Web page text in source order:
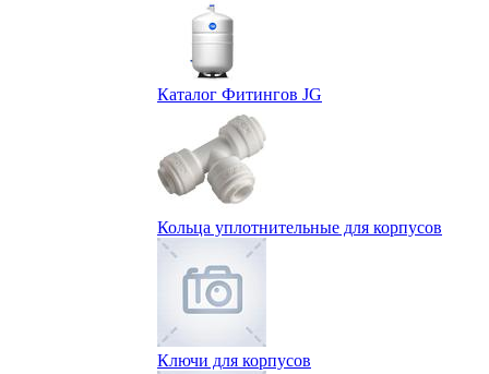
Каталог Фитингов JG
Кольца уплотнительные для корпусов
Ключи для корпусов